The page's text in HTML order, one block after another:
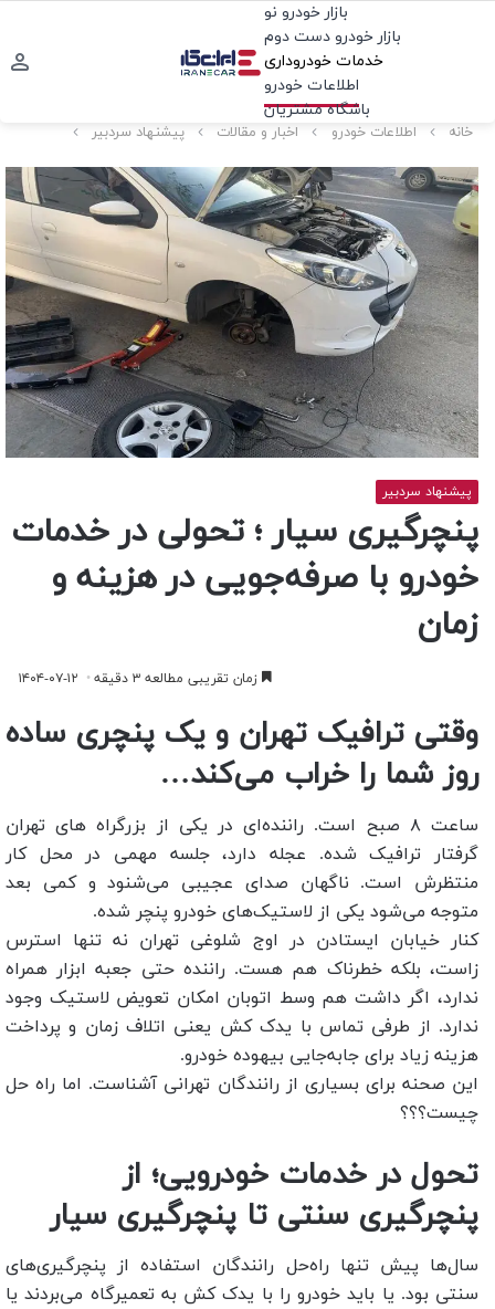
بازار خودرو نو
بازار خودرو دست دوم
خدمات خودروداری
اطلاعات خودرو
باشگاه مشتریان
خانه اطلاعات خودرو اخبار و مقالات پیشنهاد سردبیر
پیشنهاد سردبیر
پنچرگیری سیار ؛ تحولی در خدمات
خودرو با صرفه‌جویی در هزینه و
زمان
۱۴۰۴-۰۷-۱۲ زمان تقریبی مطالعه ۳ دقیقه
وقتی ترافیک تهران و یک پنچری ساده
روز شما را خراب می‌کند…
ساعت ۸ صبح است. راننده‌ای در یکی از بزرگراه های تهران
گرفتار ترافیک شده. عجله دارد، جلسه مهمی در محل کار
منتظرش است. ناگهان صدای عجیبی می‌شنود و کمی بعد
متوجه می‌شود یکی از لاستیک‌های خودرو پنچر شده.
کنار خیابان ایستادن در اوج شلوغی تهران نه ‌تنها استرس
‌زاست، بلکه خطرناک هم هست. راننده حتی جعبه ابزار همراه
ندارد، اگر داشت هم وسط اتوبان امکان تعویض لاستیک وجود
ندارد. از طرفی تماس با یدک ‌کش یعنی اتلاف زمان و پرداخت
هزینه زیاد برای جابه‌جایی بیهوده خودرو.
این صحنه برای بسیاری از رانندگان تهرانی آشناست. اما راه ‌حل
چیست؟؟؟
تحول در خدمات خودرویی؛ از
پنچرگیری سنتی تا پنچرگیری سیار
سال‌ها پیش تنها راه‌حل رانندگان استفاده از پنچرگیری‌های
سنتی بود. یا باید خودرو را با یدک‌ کش به تعمیرگاه می‌بردند یا